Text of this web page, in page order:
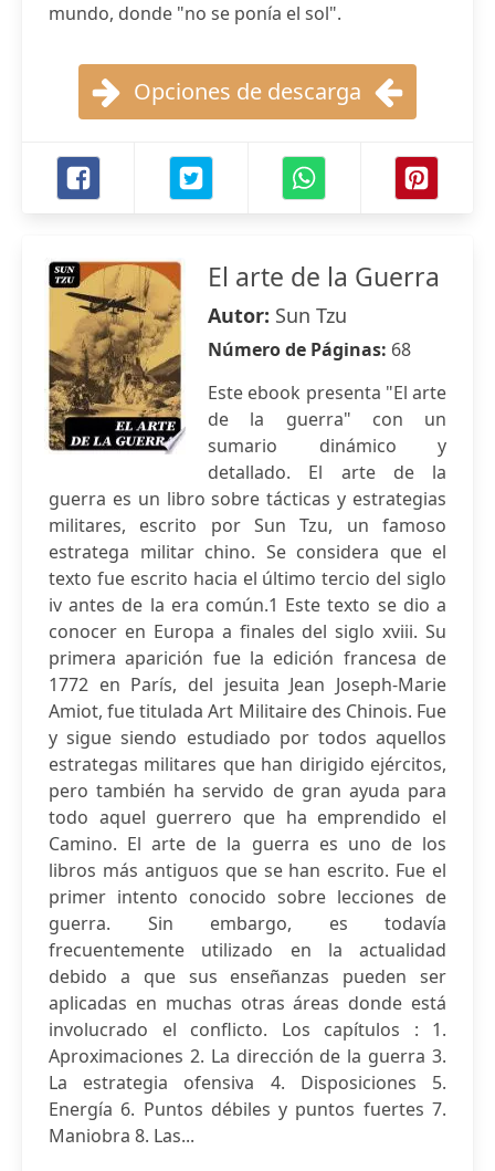
mundo, donde "no se ponía el sol".
Opciones de descarga
El arte de la Guerra
Autor: Sun Tzu
Número de Páginas: 68
Este ebook presenta "El arte
de la guerra" con un
sumario dinámico y
detallado. El arte de la
guerra es un libro sobre tácticas y estrategias
militares, escrito por Sun Tzu, un famoso
estratega militar chino. Se considera que el
texto fue escrito hacia el último tercio del siglo
iv antes de la era común.1 Este texto se dio a
conocer en Europa a finales del siglo xviii. Su
primera aparición fue la edición francesa de
1772 en París, del jesuita Jean Joseph-Marie
Amiot, fue titulada Art Militaire des Chinois. Fue
y sigue siendo estudiado por todos aquellos
estrategas militares que han dirigido ejércitos,
pero también ha servido de gran ayuda para
todo aquel guerrero que ha emprendido el
Camino. El arte de la guerra es uno de los
libros más antiguos que se han escrito. Fue el
primer intento conocido sobre lecciones de
guerra. Sin embargo, es todavía
frecuentemente utilizado en la actualidad
debido a que sus enseñanzas pueden ser
aplicadas en muchas otras áreas donde está
involucrado el conflicto. Los capítulos : 1.
Aproximaciones 2. La dirección de la guerra 3.
La estrategia ofensiva 4. Disposiciones 5.
Energía 6. Puntos débiles y puntos fuertes 7.
Maniobra 8. Las...